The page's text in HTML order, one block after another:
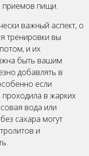
приемов пищи.
важный аспект, о
тренировки вы
и их
быть вашим
добавлять в
если
в жарких
вода или
сахара могут
и